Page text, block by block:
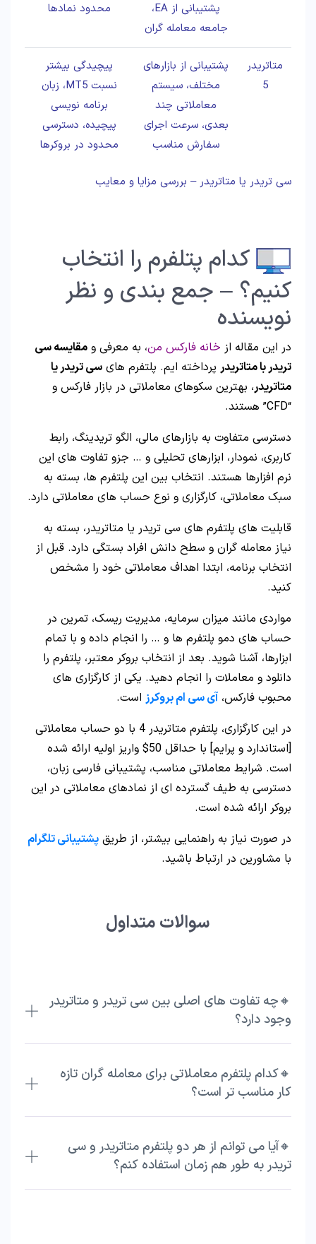
سی تریدر یا متاتریدر – بررسی مزایا و معایب
پشتیبانی از EA،
جامعه معامله گران
محدود نمادها
متاتریدر
5
پشتیبانی از بازارهای
مختلف، سیستم
معاملاتی چند
بعدی، سرعت اجرای
سفارش مناسب
پیچیدگی بیشتر
نسبت MT5، زبان
برنامه نویسی
پیچیده، دسترسی
محدود در بروکرها
کدام پتلفرم را انتخاب
کنیم؟ – جمع بندی و نظر
نویسنده
در این مقاله از خانه فارکس من، به معرفی و مقایسه سی
تریدر با متاتریدر پرداخته ایم. پلتفرم های سی تریدر یا
متاتریدر، بهترین سکوهای معاملاتی در بازار فارکس و
“CFD” هستند.
دسترسی متفاوت به بازارهای مالی، الگو تریدینگ، رابط
کاربری، نمودار، ابزارهای تحلیلی و … جزو تفاوت های این
نرم افزارها هستند. انتخاب بین این پلتفرم ها، بسته به
سبک معاملاتی، کارگزاری و نوع حساب های معاملاتی دارد.
قابلیت های پلتفرم های سی تریدر یا متاتریدر، بسته به
نیاز معامله گران و سطح دانش افراد بستگی دارد. قبل از
انتخاب برنامه، ابتدا اهداف معاملاتی خود را مشخص
کنید.
مواردی مانند میزان سرمایه، مدیریت ریسک، تمرین در
حساب های دمو پلتفرم ها و … را انجام داده و با تمام
ابزارها، آشنا شوید. بعد از انتخاب بروکر معتبر، پلتفرم را
دانلود و معاملات را انجام دهید. یکی از کارگزاری های
محبوب فارکس، آی سی ام بروکرز است.
در این کارگزاری، پلتفرم متاتریدر 4 با دو حساب معاملاتی
[استاندارد و پرایم] با حداقل 50$ واریز اولیه ارائه شده
است. شرایط معاملاتی مناسب، پشتیبانی فارسی زبان،
دسترسی به طیف گسترده ای از نمادهای معاملاتی در این
بروکر ارائه شده است.
در صورت نیاز به راهنمایی بیشتر، از طریق پشتیبانی تلگرام
با مشاورین در ارتباط باشید.
سوالات متداول
🔸چه تفاوت های اصلی بین سی تریدر و متاتریدر
وجود دارد؟
🔸کدام پلتفرم معاملاتی برای معامله گران تازه
کار مناسب تر است؟
🔸آیا می توانم از هر دو پلتفرم متاتریدر و سی
تریدر به طور هم زمان استفاده کنم؟